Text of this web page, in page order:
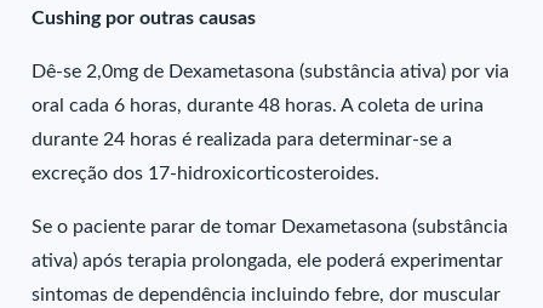
Cushing por outras causas
Dê-se 2,0mg de Dexametasona (substância ativa) por via
oral cada 6 horas, durante 48 horas. A coleta de urina
durante 24 horas é realizada para determinar-se a
excreção dos 17-hidroxicorticosteroides.
Se o paciente parar de tomar Dexametasona (substância
ativa) após terapia prolongada, ele poderá experimentar
sintomas de dependência incluindo febre, dor muscular